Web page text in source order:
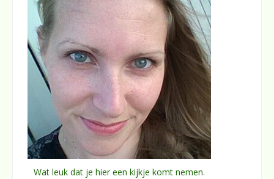
Wat leuk dat je hier een kijkje komt nemen.